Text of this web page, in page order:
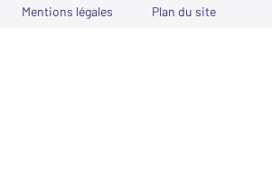
Mentions légales Plan du site